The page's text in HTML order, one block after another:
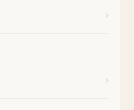
›
›